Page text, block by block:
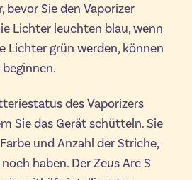
bevor Sie den Vaporizer
Lichter leuchten blau, wenn
Lichter grün werden, können
des Vaporizers
Sie das Gerät schütteln. Sie
und Anzahl der Striche,
haben. Der Zeus Arc S